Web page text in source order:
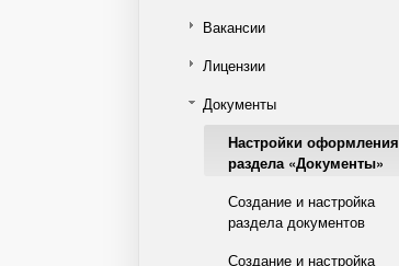
Вакансии
Лицензии
Документы
Настройки оформления
раздела «Документы»
Создание и настройка
раздела документов
Создание и настройка